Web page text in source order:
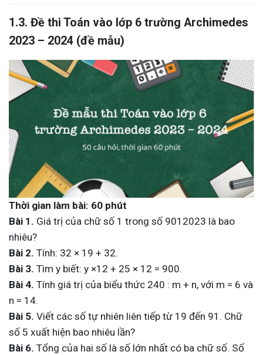
1.3. Đề thi Toán vào lớp 6 trường Archimedes
2023 – 2024 (đề mẫu)
Thời gian làm bài: 60 phút
Bài 1. Giá trị của chữ số 1 trong số 9012023 là bao
nhiêu?
Bài 2. Tính: 32 × 19 + 32.
Bài 3. Tìm y biết: y ×12 + 25 × 12 = 900.
Bài 4. Tính giá trị của biểu thức 240 : m + n, với m = 6 và
n = 14.
Bài 5. Viết các số tự nhiên liên tiếp từ 19 đến 91. Chữ
số 5 xuất hiện bao nhiêu lần?
Bài 6. Tổng của hai số là số lớn nhất có ba chữ số. Số